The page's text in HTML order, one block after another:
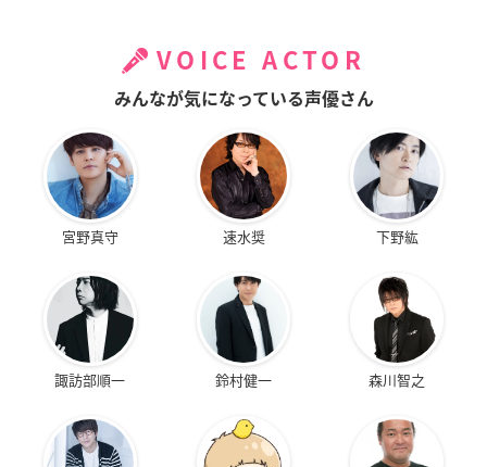
VOICE ACTOR
みんなが気になっている声優さん
宮野真守 速水奨 下野紘
諏訪部順一 鈴村健一 森川智之